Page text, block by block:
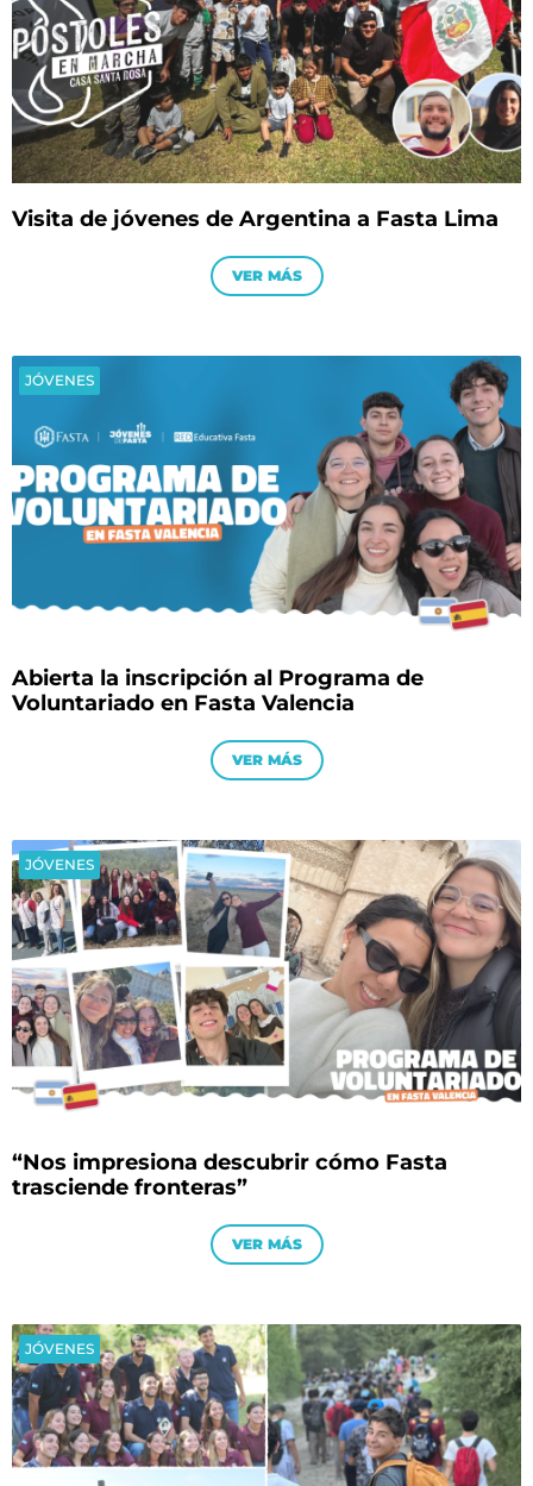
Visita de jóvenes de Argentina a Fasta Lima
VER MÁS
JÓVENES
Abierta la inscripción al Programa de
Voluntariado en Fasta Valencia
VER MÁS
JÓVENES
“Nos impresiona descubrir cómo Fasta
trasciende fronteras”
VER MÁS
JÓVENES